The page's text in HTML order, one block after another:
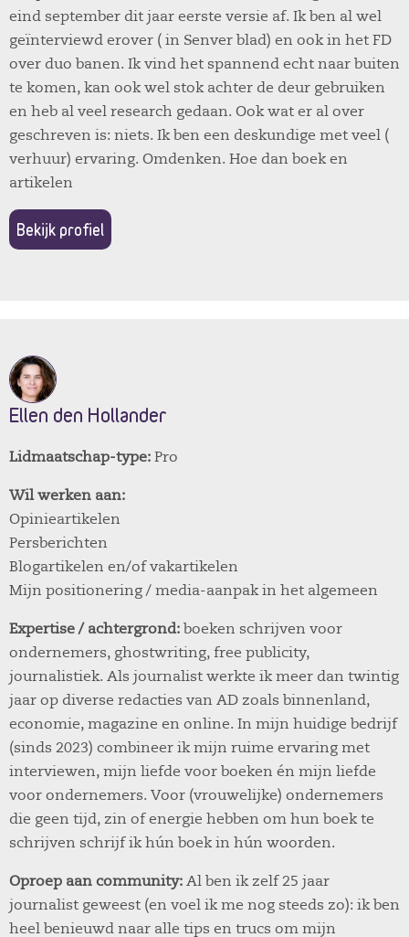
eind september dit jaar eerste versie af. Ik ben al wel
geïnterviewd erover ( in Senver blad) en ook in het FD
over duo banen. Ik vind het spannend echt naar buiten
te komen, kan ook wel stok achter de deur gebruiken
en heb al veel research gedaan. Ook wat er al over
geschreven is: niets. Ik ben een deskundige met veel (
verhuur) ervaring. Omdenken. Hoe dan boek en
artikelen
Bekijk profiel
Ellen den Hollander
Lidmaatschap-type: Pro
Wil werken aan:
Opinieartikelen
Persberichten
Blogartikelen en/of vakartikelen
Mijn positionering / media-aanpak in het algemeen
Expertise / achtergrond: boeken schrijven voor
ondernemers, ghostwriting, free publicity,
journalistiek. Als journalist werkte ik meer dan twintig
jaar op diverse redacties van AD zoals binnenland,
economie, magazine en online. In mijn huidige bedrijf
(sinds 2023) combineer ik mijn ruime ervaring met
interviewen, mijn liefde voor boeken én mijn liefde
voor ondernemers. Voor (vrouwelijke) ondernemers
die geen tijd, zin of energie hebben om hun boek te
schrijven schrijf ik hún boek in hún woorden.
Oproep aan community: Al ben ik zelf 25 jaar
journalist geweest (en voel ik me nog steeds zo): ik ben
heel benieuwd naar alle tips en trucs om mijn